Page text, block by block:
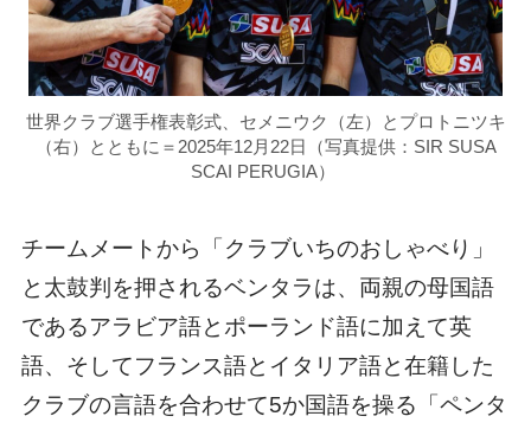
世界クラブ選手権表彰式、セメニウク（左）とプロトニツキ
（右）とともに＝2025年12月22日（写真提供：SIR SUSA
SCAI PERUGIA）
チームメートから「クラブいちのおしゃべり」
と太鼓判を押されるベンタラは、両親の母国語
であるアラビア語とポーランド語に加えて英
語、そしてフランス語とイタリア語と在籍した
クラブの言語を合わせて5か国語を操る「ペンタ